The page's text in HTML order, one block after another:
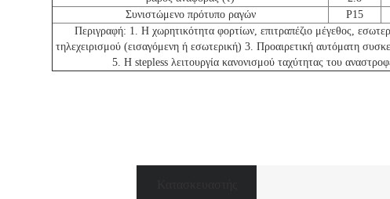
Συνιστώμενο πρότυπο ραγών
P15
Περιγραφή: 1. Η χωρητικότητα φορτίων, επιτραπέζιο μέγεθος,
τηλεχειρισμού (εισαγόμενη ή εσωτερική) 3. Προαιρετική αυτόματη
5. Η stepless λειτουργία κανονισμού ταχύτητας του